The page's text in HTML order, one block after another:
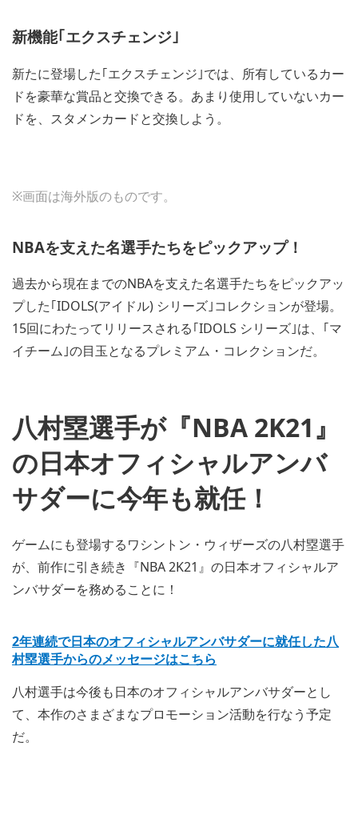
新機能｢エクスチェンジ｣
新たに登場した｢エクスチェンジ｣では、所有しているカー
ドを豪華な賞品と交換できる。あまり使用していないカー
ドを、スタメンカードと交換しよう。
※画面は海外版のものです。
NBAを支えた名選手たちをピックアップ！
過去から現在までのNBAを支えた名選手たちをピックアッ
プした｢IDOLS(アイドル) シリーズ｣コレクションが登場。
15回にわたってリリースされる｢IDOLS シリーズ｣は、｢マ
イチーム｣の目玉となるプレミアム・コレクションだ。
八村塁選手が『NBA 2K21』
の日本オフィシャルアンバ
サダーに今年も就任！
ゲームにも登場するワシントン・ウィザーズの八村塁選手
が、前作に引き続き『NBA 2K21』の日本オフィシャルア
ンバサダーを務めることに！
2年連続で日本のオフィシャルアンバサダーに就任した八
村塁選手からのメッセージはこちら
八村選手は今後も日本のオフィシャルアンバサダーとし
て、本作のさまざまなプロモーション活動を行なう予定
だ。